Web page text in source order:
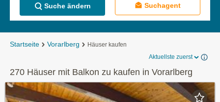
Suche ändern Suchagent
Startseite Vorarlberg
Häuser kaufen
Aktuellste zuerst
270 Häuser mit Balkon zu kaufen in Vorarlberg